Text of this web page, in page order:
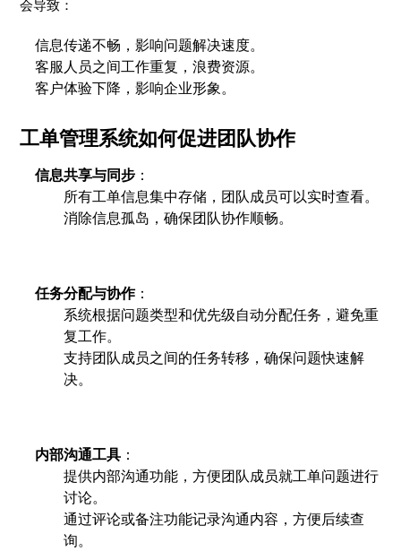
会导致：
信息传递不畅，影响问题解决速度。
客服人员之间工作重复，浪费资源。
客户体验下降，影响企业形象。
工单管理系统如何促进团队协作
信息共享与同步 ：
所有工单信息集中存储，团队成员可以实时查看。
消除信息孤岛，确保团队协作顺畅。
任务分配与协作：
系统根据问题类型和优先级自动分配任务，避免重
复工作。
支持团队成员之间的任务转移，确保问题快速解
决。
内部沟通工具 ：
提供内部沟通功能，方便团队成员就工单问题进行
讨论。
通过评论或备注功能记录沟通内容，方便后续查
询。